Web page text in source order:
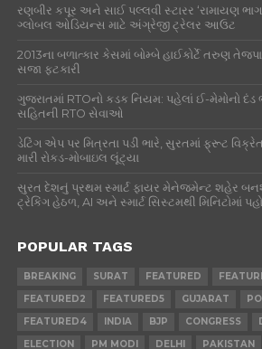
રણબીર કપૂર અને સાઈ પલ્લવી સ્ટારર ‘રામાયણ ભાગ
ગ્લોબલ ઓડિયન્સ માટે અંગ્રેજી ટ્રેલર આઉટ
2013ના બળાત્કાર કેસમાં બોમ્બે હાઈકોર્ટે તરુણ
સજા ફટકારી
ગુજરાતમાં RTOનો કડક નિયમ: પહેલાં ઈ-મેમોનો
સહિતની RTO સેવાઓ
ડેટિંગ એપ પર મિત્રતા પડી ભારે, સુરતમાં ફ્રૂટ
મારી રોકડ-મોબાઇલ લૂંટ્યા
સુરત દેશનું પ્રથમ સ્માર્ટ ફાયર મેનેજમેન્ટ શહેર
ટ્રેકિંગ હેઠળ, AI અને સ્માર્ટ સિસ્ટમથી મિનિટોમાં
POPULAR TAGS
BREAKING SURAT FEATURED
FEATURED2
FEATURED5 GUJARAT
FEATURED4
INDIA BJP CONGRESS
ELECTION
PM MODI DELHI PAKISTAN